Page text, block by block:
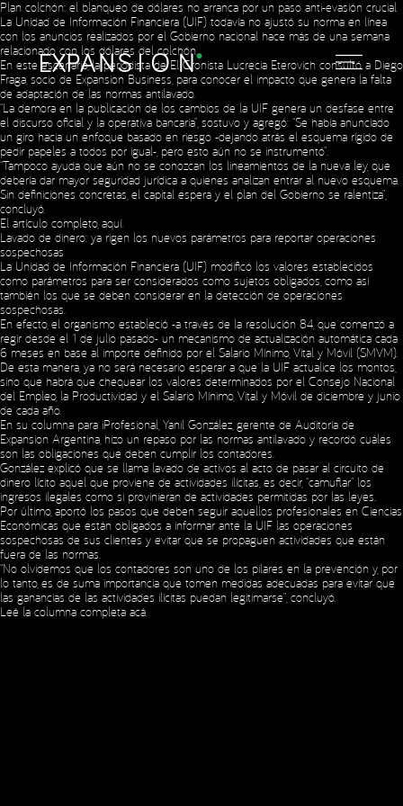
Plan colchón: el blanqueo de dólares no arranca por un paso anti-evasión crucial
La Unidad de Información Financiera (UIF) todavía no ajustó su norma en línea
con los anuncios realizados por el Gobierno nacional hace más de una semana
relacionado con los dólares del colchón.
En este escenario, la periodista de El Cronista Lucrecia Eterovich consultó a Diego
Fraga, socio de Expansion Business, para conocer el impacto que genera la falta
de adaptación de las normas antilavado.
“La demora en la publicación de los cambios de la UIF genera un desfase entre
el discurso oficial y la operativa bancaria”, sostuvo y agregó: “Se había anunciado
un giro hacia un enfoque basado en riesgo -dejando atrás el esquema rígido de
pedir papeles a todos por igual-, pero esto aún no se instrumentó”.
“Tampoco ayuda que aún no se conozcan los lineamientos de la nueva ley, que
debería dar mayor seguridad jurídica a quienes analizan entrar al nuevo esquema.
Sin definiciones concretas, el capital espera y el plan del Gobierno se ralentiza”,
concluyó.
El artículo completo, aquí.
Lavado de dinero: ya rigen los nuevos parámetros para reportar operaciones
sospechosas
La Unidad de Información Financiera (UIF) modificó los valores establecidos
como parámetros para ser considerados como sujetos obligados, como así
también los que se deben considerar en la detección de operaciones
sospechosas.
En efecto, el organismo estableció -a través de la resolución 84, que comenzó a
regir desde el 1 de julio pasado- un mecanismo de actualización automática cada
6 meses en base al importe definido por el Salario Mínimo, Vital y Móvil (SMVM).
De esta manera, ya no será necesario esperar a que la UIF actualice los montos,
sino que habrá que chequear los valores determinados por el Consejo Nacional
del Empleo, la Productividad y el Salario Mínimo, Vital y Móvil de diciembre y junio
de cada año.
En su columna para iProfesional, Yanil González, gerente de Auditoría de
Expansion Argentina, hizo un repaso por las normas antilavado y recordó cuáles
son las obligaciones que deben cumplir los contadores.
González explicó que se llama lavado de activos al acto de pasar al circuito de
dinero lícito aquel que proviene de actividades ilícitas, es decir, “camuflar” los
ingresos ilegales como si provinieran de actividades permitidas por las leyes.
Por último, aportó los pasos que deben seguir aquellos profesionales en Ciencias
Económicas que están obligados a informar ante la UIF las operaciones
sospechosas de sus clientes y evitar que se propaguen actividades que están
fuera de las normas.
“No olvidemos que los contadores son uno de los pilares en la prevención y, por
lo tanto, es de suma importancia que tomen medidas adecuadas para evitar que
las ganancias de las actividades ilícitas puedan legitimarse”, concluyó.
Leé la columna completa acá
Copyright © 2023 Expansion.
Social Media